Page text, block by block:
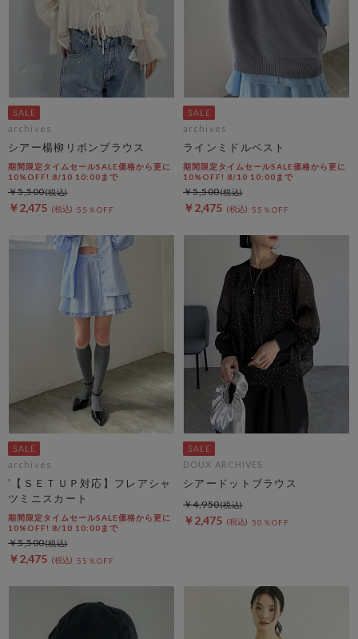
archives
シアー楊柳リボンブラウス
期間限定タイムセールSALE価格から更に
10%OFF! 8/10 10:00まで
￥2,475 55％OFF
￥5,500
archives
ラインミドルベスト
期間限定タイムセールSALE価格から更に
10%OFF! 8/10 10:00まで
￥2,475 55％OFF
￥5,500
archives
’【ＳＥＴＵＰ対応】フレアシャ
ツミニスカート
期間限定タイムセールSALE価格から更に
10%OFF! 8/10 10:00まで
￥2,475 55％OFF
￥5,500
DOUX ARCHIVES
シアードットブラウス
￥2,475 50％OFF
￥4,950